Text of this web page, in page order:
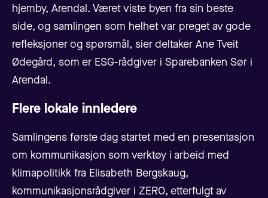
hjemby, Arendal. Været viste byen fra sin beste
side, og samlingen som helhet var preget av gode
refleksjoner og spørsmål, sier deltaker Ane Tveit
Ødegård, som er ESG-rådgiver i Sparebanken Sør i
Arendal.
Flere lokale innledere
Samlingens første dag startet med en presentasjon
om kommunikasjon som verktøy i arbeid med
klimapolitikk fra Elisabeth Bergskaug,
kommunikasjonsrådgiver i ZERO, etterfulgt av